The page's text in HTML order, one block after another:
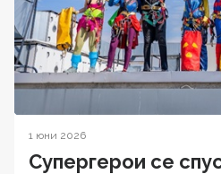
1 юни 2026
Супергерои се